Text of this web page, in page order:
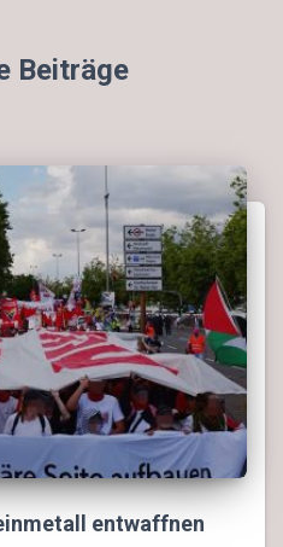
Beiträge
entwaffnen